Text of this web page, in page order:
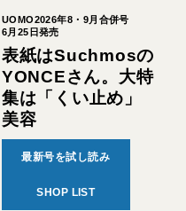
UOMO2026年8・9月合併号
6月25日発売
表紙はSuchmosの
YONCEさん。大特
集は「くい止め」
美容
最新号を試し読み
SHOP LIST